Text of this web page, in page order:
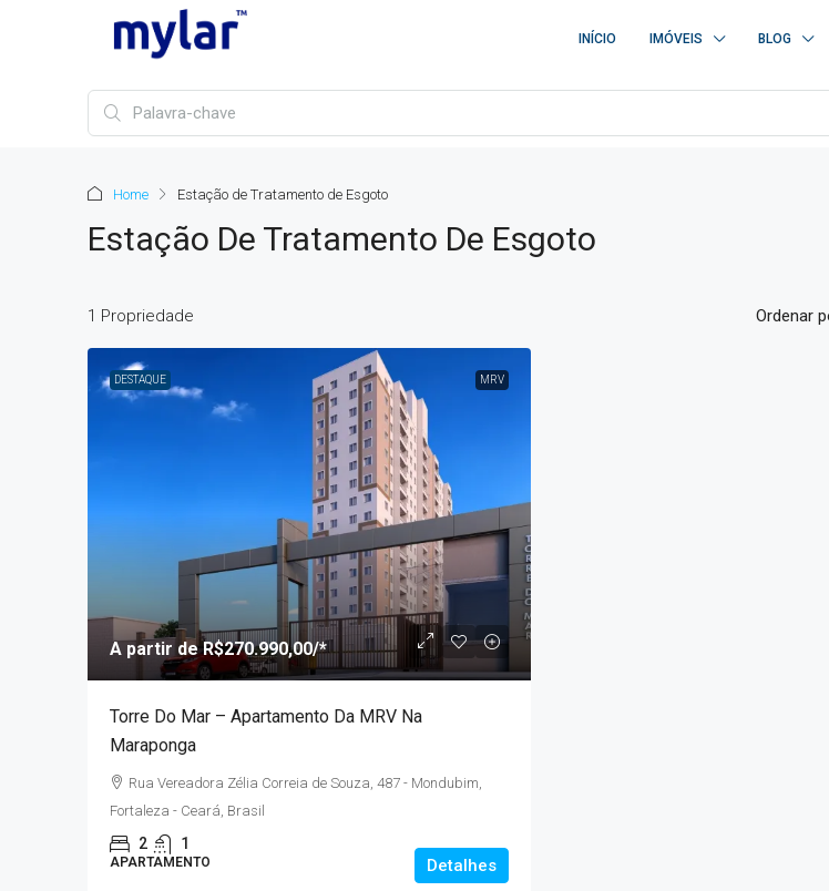
INÍCIO IMÓVEIS BLOG
Home Estação de Tratamento de Esgoto
Estação De Tratamento De Esgoto
1 Propriedade Ordenar
DESTAQUE MRV
A partir deR$270.990,00/*
Torre Do Mar – Apartamento Da MRV Na
Maraponga
Rua Vereadora Zélia Correia de Souza, 487 - Mondubim,
Fortaleza - Ceará, Brasil
2 1
APARTAMENTO Detalhes
A partir de R$377.936,39/*
Fortaleza Próximos Ao RioMar Kennedy
Monte Castelo, Fortaleza - CE, Brasil